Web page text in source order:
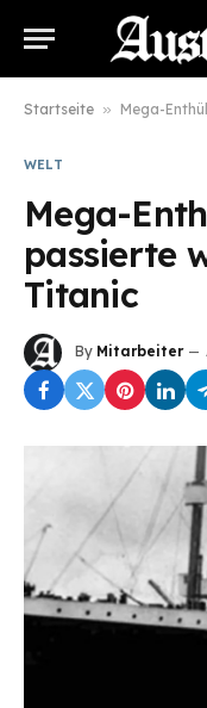
Startseite » Mega-
WELT
Mega-
passierte
Titanic
By Mitarbeiter